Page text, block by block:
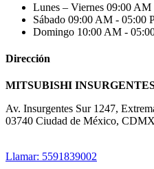
Lunes – Viernes 09:00 AM
Sábado 09:00 AM - 05:00
Domingo 10:00 AM -
Dirección
MITSUBISHI
Av. Insurgentes Sur 1247,
03740 Ciudad de México, CDMX
Llamar: 5591839002